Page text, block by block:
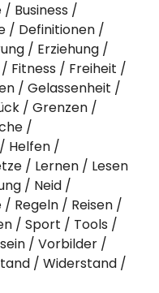
Business
Definitionen
Erziehung
Fitness
Freiheit
Gelassenheit
Grenzen
Helfen
Lernen
Lesen
Neid
Regeln
Reisen
Sport
Tools
Vorbilder
Widerstand